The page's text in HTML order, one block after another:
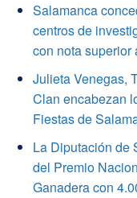
Salamanca
centros de
con nota superior
Julieta Venegas,
Clan encabezan
Fiestas de
La Diputación de
del Premio
Ganadera con